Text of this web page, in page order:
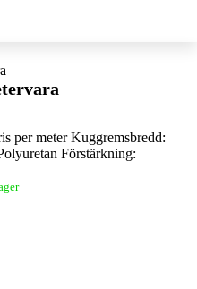
per meter Kuggremsbredd:
Förstärkning: